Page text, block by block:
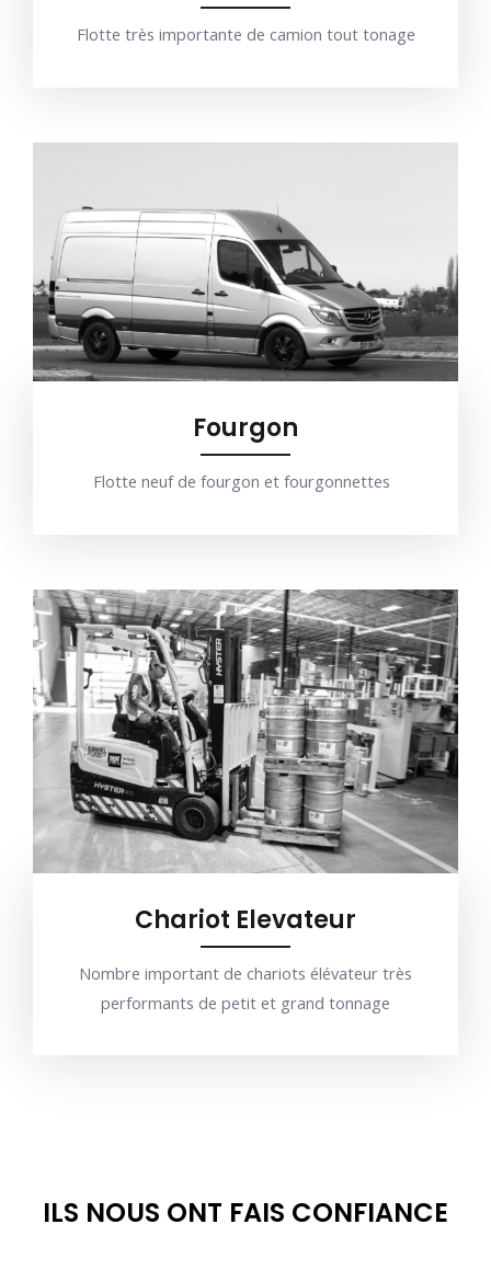
Flotte très importante de camion tout tonage
Fourgon
Flotte neuf de fourgon et fourgonnettes
Chariot Elevateur
Nombre important de chariots élévateur très
performants de petit et grand tonnage
ILS NOUS ONT FAIS CONFIANCE​